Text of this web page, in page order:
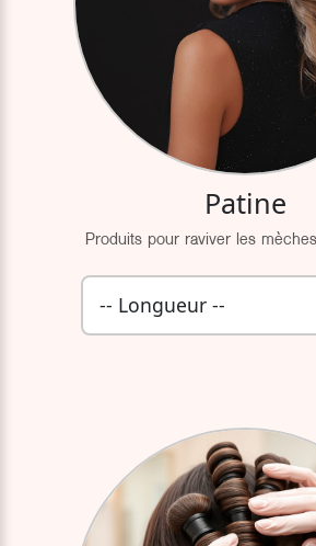
Patine
Produits pour raviver les